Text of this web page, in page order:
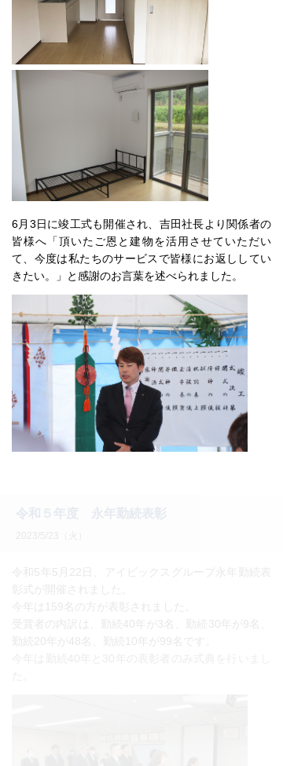
6月3日に竣工式も開催され、吉田社長より関係者の
皆様へ「頂いたご恩と建物を活用させていただい
て、今度は私たちのサービスで皆様にお返ししてい
きたい。」と感謝のお言葉を述べられました。
令和5年5月22日、アイビックスグループ永年勤続表
彰式が開催されました。
今年は159名の方が表彰されました。
受賞者の内訳は、勤続40年が3名、勤続30年が9名、
勤続20年が48名、勤続10年が99名です。